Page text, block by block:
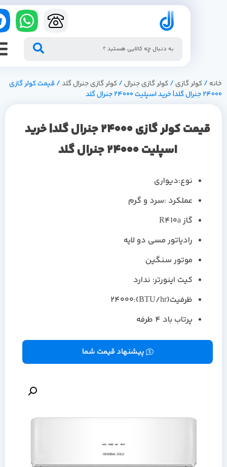
/کولر گازی/کولر گازی جنرال/کولر گازی جنرال گلد/ قیمت کولر گازی
جنرال گلد
قیمت کولر گازی 24000 جنرال گلد| خرید
اسپلیت 24000 جنرال گلد
نوع:دیواری
عملکرد :سرد و گرم
گاز R410a
رادیاتور مسی دو لایه
موتور سنگین
کیت اینورتر: ندارد
ظرفیت(BTU/hr):24000
پرتاب باد ۴ طرفه
پیشنهاد قیمت شما